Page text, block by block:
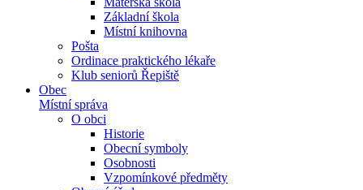
Základní škola
Místní knihovna
Pošta
Ordinace praktického lékaře
Klub seniorů Řepiště
Obec
Místní správa
O obci
Historie
Obecní symboly
Osobnosti
Vzpomínkové předměty